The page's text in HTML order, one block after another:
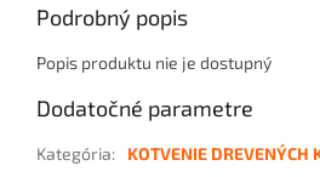
Podrobný popis
Popis produktu nie je dostupný
Dodatočné parametre
Kategória:
KOTVENIE DREVENÝCH